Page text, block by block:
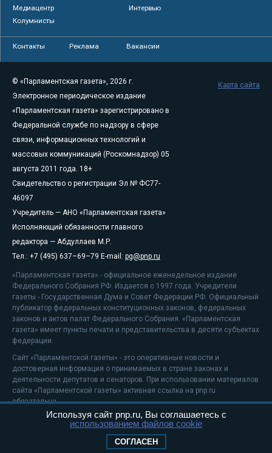
Медиацентр
Интервью
Колумнисты
Контакты Реклама Вакансии
© «Парламентская газета», 2026 г.
Электронное периодическое издание
«Парламентская газета» зарегистрировано в
Федеральной службе по надзору в сфере
связи, информационных технологий и
массовых коммуникаций (Роскомнадзор) 05
августа 2011 года. 18+
Свидетельство о регистрации Эл № ФС77-
46097
Учредитель — АНО «Парламентская газета»
Исполняющий обязанности главного
редактора — Абдуллаев М.Р.
Тел.: +7 (495) 637–69–79 E-mail: pg@pnp.ru
«Парламентская газета» - официальное еженедельное издание
Федерального Собрания РФ. Издается с 1997 года. Учредители
газеты - Государственная Дума и Совет Федерации РФ. Официальный
публикатор федеральных конституционных законов, федеральных
законов и актов палат Федерального Собрания. «Парламентская
газета» имеет пункты печати и представительства в десяти субъектах
федерации.
Сайт «Парламентской газеты» - это оперативные новости и
достоверная информация о принимаемых в стране законах и
деятельности депутатов и сенаторов. При использовании материалов
сайта «Парламентской газеты» активная ссылка на pnp.ru
обязательна.
На информационном ресурсе применяютсярекомендательные
Положение о защите персональных данных
Карта сайта
Используя сайт pnp.ru, Вы соглашаетесь с
использованием файлов cookie
СОГЛАСЕН